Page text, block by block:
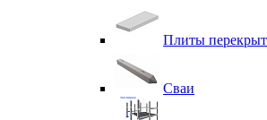
Плиты
Сваи